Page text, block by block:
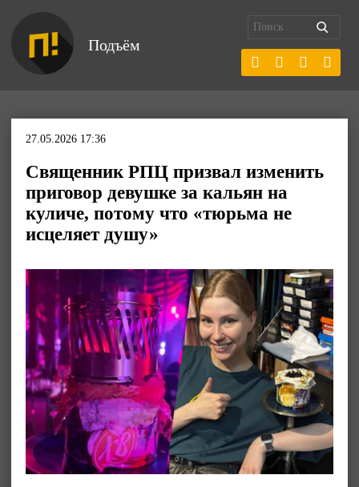
Подъём
27.05.2026 17:36
Священник РПЦ призвал изменить
приговор девушке за кальян на
куличе, потому что «тюрьма не
исцеляет душу»